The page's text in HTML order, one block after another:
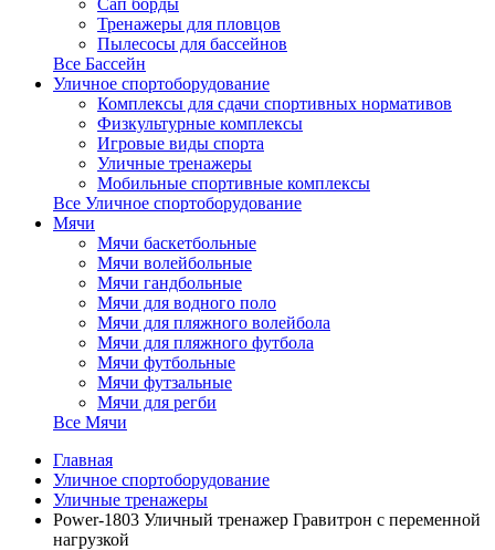
Сап борды
Тренажеры для пловцов
Пылесосы для бассейнов
Все Бассейн
Уличное спортоборудование
Комплексы для сдачи спортивных нормативов
Физкультурные комплексы
Игровые виды спорта
Уличные тренажеры
Мобильные спортивные комплексы
Все Уличное спортоборудование
Мячи
Мячи баскетбольные
Мячи волейбольные
Мячи гандбольные
Мячи для водного поло
Мячи для пляжного волейбола
Мячи для пляжного футбола
Мячи футбольные
Мячи футзальные
Мячи для регби
Все Мячи
Главная
Уличное спортоборудование
Уличные тренажеры
Power-1803 Уличный тренажер Гравитрон с переменной
нагрузкой